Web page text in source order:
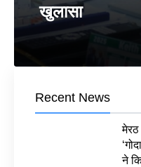
खुलासा
Recent News
मेरठ
ने